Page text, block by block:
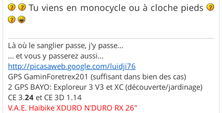
Tu viens en monocycle ou à cloche pieds
Là où le sanglier passe, j'y passe...
... et vous y passerez aussi...
http://picasaweb.google.com/luidji76
GPS GaminForetrex201 (suffisant dans bien des cas)
2 GPS BAYO: Exploreur 3 V3 et XC (découverte/jardinage)
CE 3.24 et CE 3D 1.14
V.A.E. Haibike XDURO N'DURO RX 26"